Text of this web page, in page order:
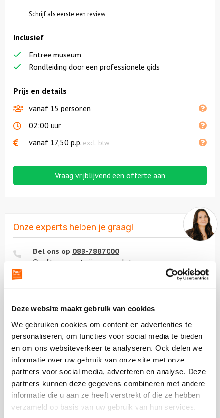
Deze website maakt gebruik van cookies
We gebruiken cookies om content en advertenties te
personaliseren, om functies voor social media te bieden
en om ons websiteverkeer te analyseren. Ook delen we
informatie over uw gebruik van onze site met onze
partners voor social media, adverteren en analyse. Deze
partners kunnen deze gegevens combineren met andere
informatie die u aan ze heeft verstrekt of die ze hebben
verzameld op basis van uw gebruik van hun services.
Schrijf als eerste een review
Prijs en details
vanaf 15 personen
02:00 uur
vanaf 17,50 p.p. excl. btw
Inclusief
Entree museum
Rondleiding door een professionele gids
Vraag vrijblijvend een offerte aan
Onze experts helpen je graag!
Bel ons op 088-7887000
Op dit moment zijn we gesloten.
Ga naarcontactformulier
Chat met ons
Start metchatten
Beoordeling van onze klanten